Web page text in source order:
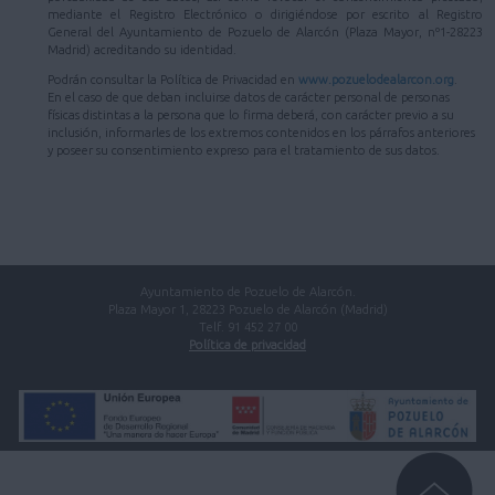
mediante el Registro Electrónico o dirigiéndose por escrito al Registro
General del Ayuntamiento de Pozuelo de Alarcón (Plaza Mayor, nº1-28223
Madrid) acreditando su identidad.
Podrán consultar la Política de Privacidad en www.pozuelodealarcon.org
En el caso de que deban incluirse datos de carácter personal de personas
físicas distintas a la persona que lo firma deberá, con carácter previo a su
inclusión, informarles de los extremos contenidos en los párrafos anteriores
y poseer su consentimiento expreso para el tratamiento de sus datos.
Ayuntamiento de Pozuelo de Alarcón.
Plaza Mayor 1, 28223 Pozuelo de Alarcón (Madrid)
Telf. 91 452 27 00
Política de privacidad